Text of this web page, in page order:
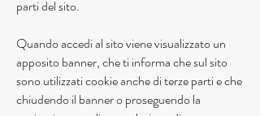
parti del sito.
Quando accedi al sito viene visualizzato un
apposito banner, che ti informa che sul sito
sono utilizzati cookie anche di terze parti e che
chiudendo il banner o proseguendo la